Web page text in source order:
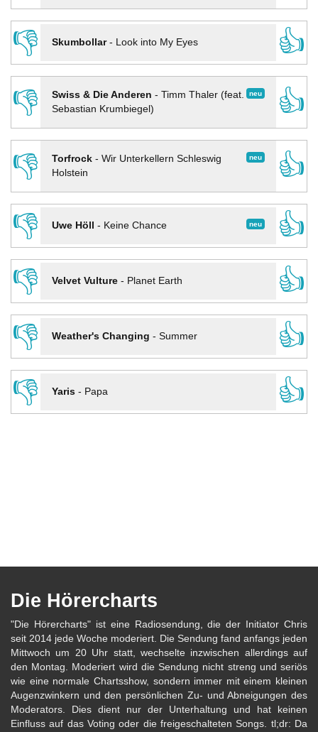
👎
Skumbollar- Look into My Eyes
👍
👎
neu
Swiss & Die Anderen - Timm Thaler (feat.
Sebastian Krumbiegel)
👍
👎 neu
Torfrock- Wir Unterkellern Schleswig
Holstein
👍
👎
neu
Uwe Höll - Keine Chance
👍
👎
Velvet Vulture- Planet Earth
👍
👎
Weather's Changing - Summer
👍
👎
Yaris- Papa 👍
Die Hörercharts
"Die Hörercharts" ist eine Radiosendung, die der Initiator Chris
seit 2014 jede Woche moderiert. Die Sendung fand anfangs jeden
Mittwoch um 20 Uhr statt, wechselte inzwischen allerdings auf
den Montag. Moderiert wird die Sendung nicht streng und seriös
wie eine normale Chartsshow, sondern immer mit einem kleinen
Augenzwinkern und den persönlichen Zu- und Abneigungen des
Moderators. Dies dient nur der Unterhaltung und hat keinen
Einfluss auf das Voting oder die freigeschalteten Songs. tl;dr: Da